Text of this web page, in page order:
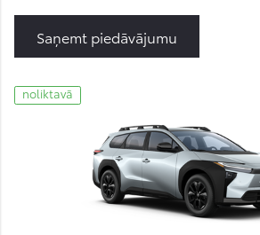
Saņemt piedāvājumu
noliktavā